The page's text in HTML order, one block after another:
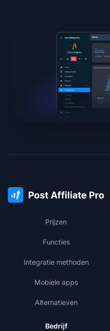
Prijzen
Functies
Integratie methoden
Mobiele apps
Alternatieven
Bedrijf